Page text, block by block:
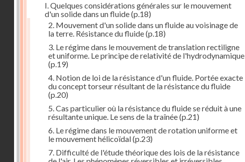
I. Quelques considérations générales sur le mouvement
d'un solide dans un fluide(p.18)
2. Mouvement d'un solide dans un fluide au voisinage de
la terre. Résistance du fluide(p.18)
3. Le régime dans le mouvement de translation rectiligne
et uniforme. Le principe de relativité de l'hydrodynamique
(p.19)
4. Notion de loi de la résistance d'un fluide. Portée exacte
du concept torseur résultant de la résistance du fluide
(p.20)
5. Cas particulier où la résistance du fluide se réduit à une
résultante unique. Le sens de la traînée(p.21)
6. Le régime dans le mouvement de rotation uniforme et
le mouvement hélicoïdal(p.23)
7. Difficulté de l'étude théorique des lois de la résistance